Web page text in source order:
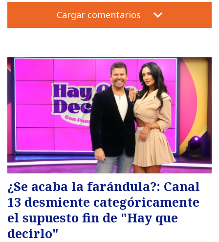
Cargar comentarios
¿Se acaba la farándula?: Canal
13 desmiente categóricamente
el supuesto fin de "Hay que
decirlo"